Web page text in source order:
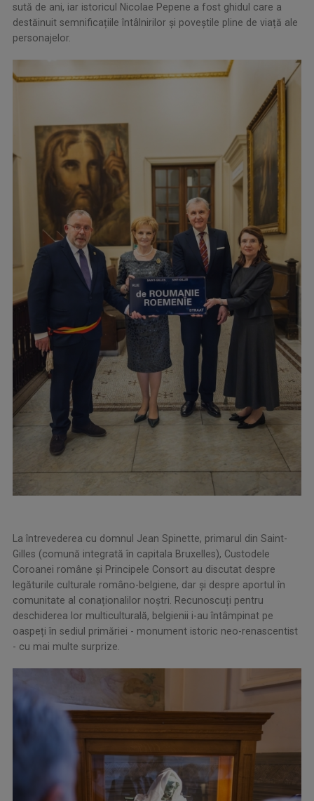
sută de ani, iar istoricul Nicolae Pepene a fost ghidul care a
destăinuit semnificațiile întâlnirilor și poveștile pline de viață ale
personajelor.
La întrevederea cu domnul Jean Spinette, primarul din Saint-
Gilles (comună integrată în capitala Bruxelles), Custodele
Coroanei române și Principele Consort au discutat despre
legăturile culturale româno-belgiene, dar și despre aportul în
comunitate al conaționalilor noștri. Recunoscuți pentru
deschiderea lor multiculturală, belgienii i-au întâmpinat pe
oaspeți în sediul primăriei - monument istoric neo-renascentist
- cu mai multe surprize.